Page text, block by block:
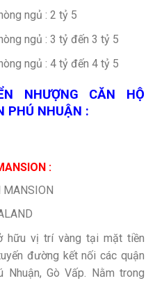
ngủ : 2 tỷ 5
ngủ : 3 tỷ đến 3 tỷ 5
ngủ : 4 tỷ đến 4 tỷ 5
NHƯỢNG CĂN HỘ
PHÚ NHUẬN :
:
MANSION
hữu vị trí vàng tại mặt tiền
đường kết nối các quận
Nhuận, Gò Vấp. Nằm trong